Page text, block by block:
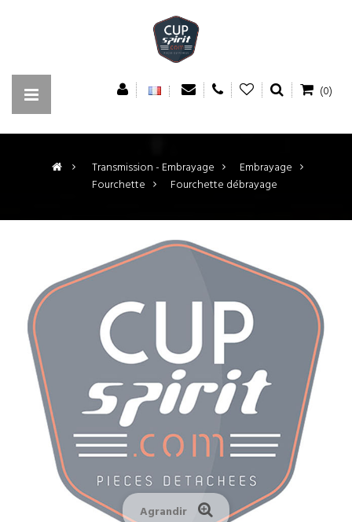
(0)
> Transmission - Embrayage >
Embrayage
Fourchette > Fourchette débrayage
Agrandir